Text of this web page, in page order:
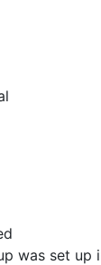
was set up